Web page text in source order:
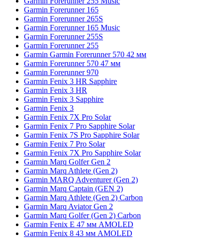
Garmin Forerunner 165
Garmin Forerunner 265S
Garmin Forerunner 165 Music
Garmin Forerunner 255S
Garmin Forerunner 255
Garmin Garmin Forerunner 570 42 мм
Garmin Forerunner 570 47 мм
Garmin Forerunner 970
Garmin Fenix 3 HR Sapphire
Garmin Fenix 3 HR
Garmin Fenix 3 Sapphire
Garmin Fenix 3
Garmin Fenix 7X Pro Solar
Garmin Fenix 7 Pro Sapphire Solar
Garmin Fenix 7S Pro Sapphire Solar
Garmin Fenix 7 Pro Solar
Garmin Fenix 7X Pro Sapphire Solar
Garmin Marq Golfer Gen 2
Garmin Marq Athlete (Gen 2)
Garmin MARQ Adventurer (Gen 2)
Garmin Marq Captain (GEN 2)
Garmin Marq Athlete (Gen 2) Carbon
Garmin Marq Aviator Gen 2
Garmin Marq Golfer (Gen 2) Carbon
Garmin Fenix E 47 мм AMOLED
Garmin Fenix 8 43 мм AMOLED